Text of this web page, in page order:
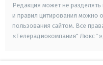
Редакция может не
и правил цитирования можно
пользования сайтом. Все
«Телерадиокомпания" Люкс